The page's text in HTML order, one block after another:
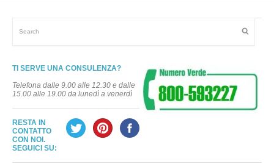
TI SERVE UNA CONSULENZA?
Telefona dalle 9.00 alle 12.30 e dalle
15.00 alle 19.00 da lunedì a venerdì
RESTA IN
CONTATTO
CON NOI.
SEGUICI SU: